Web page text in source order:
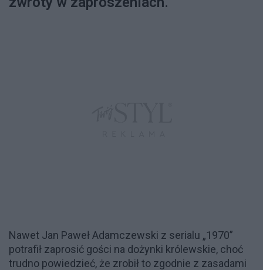
Nawet Jan Paweł Adamczewski z serialu „1970”
potrafił zaprosić gości na dożynki królewskie, choć
trudno powiedzieć, że zrobił to zgodnie z zasadami